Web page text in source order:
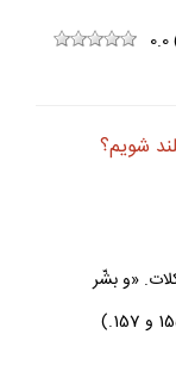
0.0
شويم؟
«و بشّر